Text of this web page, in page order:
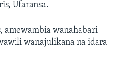
Ufaransa.
amewambia wanahabari
wanajulikana na idara